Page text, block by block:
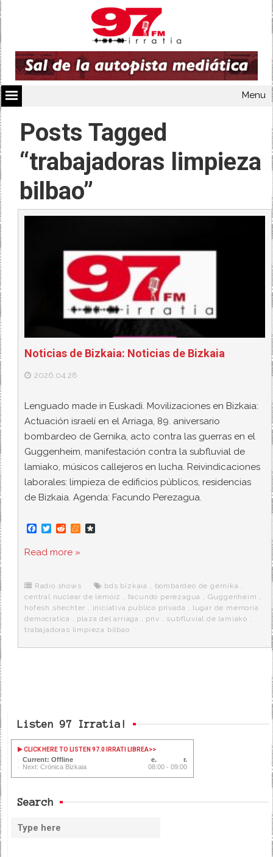
Menu
Posts Tagged
“trabajadoras limpieza
bilbao”
Noticias de Bizkaia: Noticias de Bizkaia
2026.04.28
Lenguado made in Euskadi. Movilizaciones en Bizkaia:
Actuación israelí en el Arriaga, 89. aniversario
bombardeo de Gernika, acto contra las guerras en el
Guggenheim, manifestación contra la subfluvial de
lamiako, músicos callejeros en lucha. Reivindicaciones
laborales: limpieza de edificios públicos, residencias
de Bizkaia. Agenda: Facundo Perezagua.
F
c
e
o
k
T
i
t
r
R
d
d
M
e
r
a
Read more »
Radio shows bds bizkaia , bombardeo de gernika ,
central nuclear de lemoiz , facundo perezagua , Guggenheim ,
hofesh shechter , iniciativa publico privada , lugar de memoria
democratica , plaza del arriaga , pnv , subfluvial de lamiako ,
trabajadoras limpieza bilbao
Listen 97 Irratia!
CLICK HERE TO LISTEN 97.0 IRRATI LIBREA>>
Current: Offline
Next: Crónica Bizkaia
08:00 - 09:00
Search